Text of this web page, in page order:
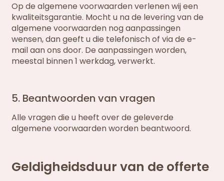
Op de algemene voorwaarden verlenen wij een
kwaliteitsgarantie. Mocht u na de levering van de
algemene voorwaarden nog aanpassingen
wensen, dan geeft u die telefonisch of via de e-
mail aan ons door. De aanpassingen worden,
meestal binnen 1 werkdag, verwerkt.
5. Beantwoorden van vragen
Alle vragen die u heeft over de geleverde
algemene voorwaarden worden beantwoord.
Geldigheidsduur van de offerte